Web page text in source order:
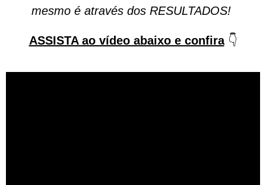
mesmo é através dos RESULTADOS!
ASSISTA ao vídeo abaixo e confira👇